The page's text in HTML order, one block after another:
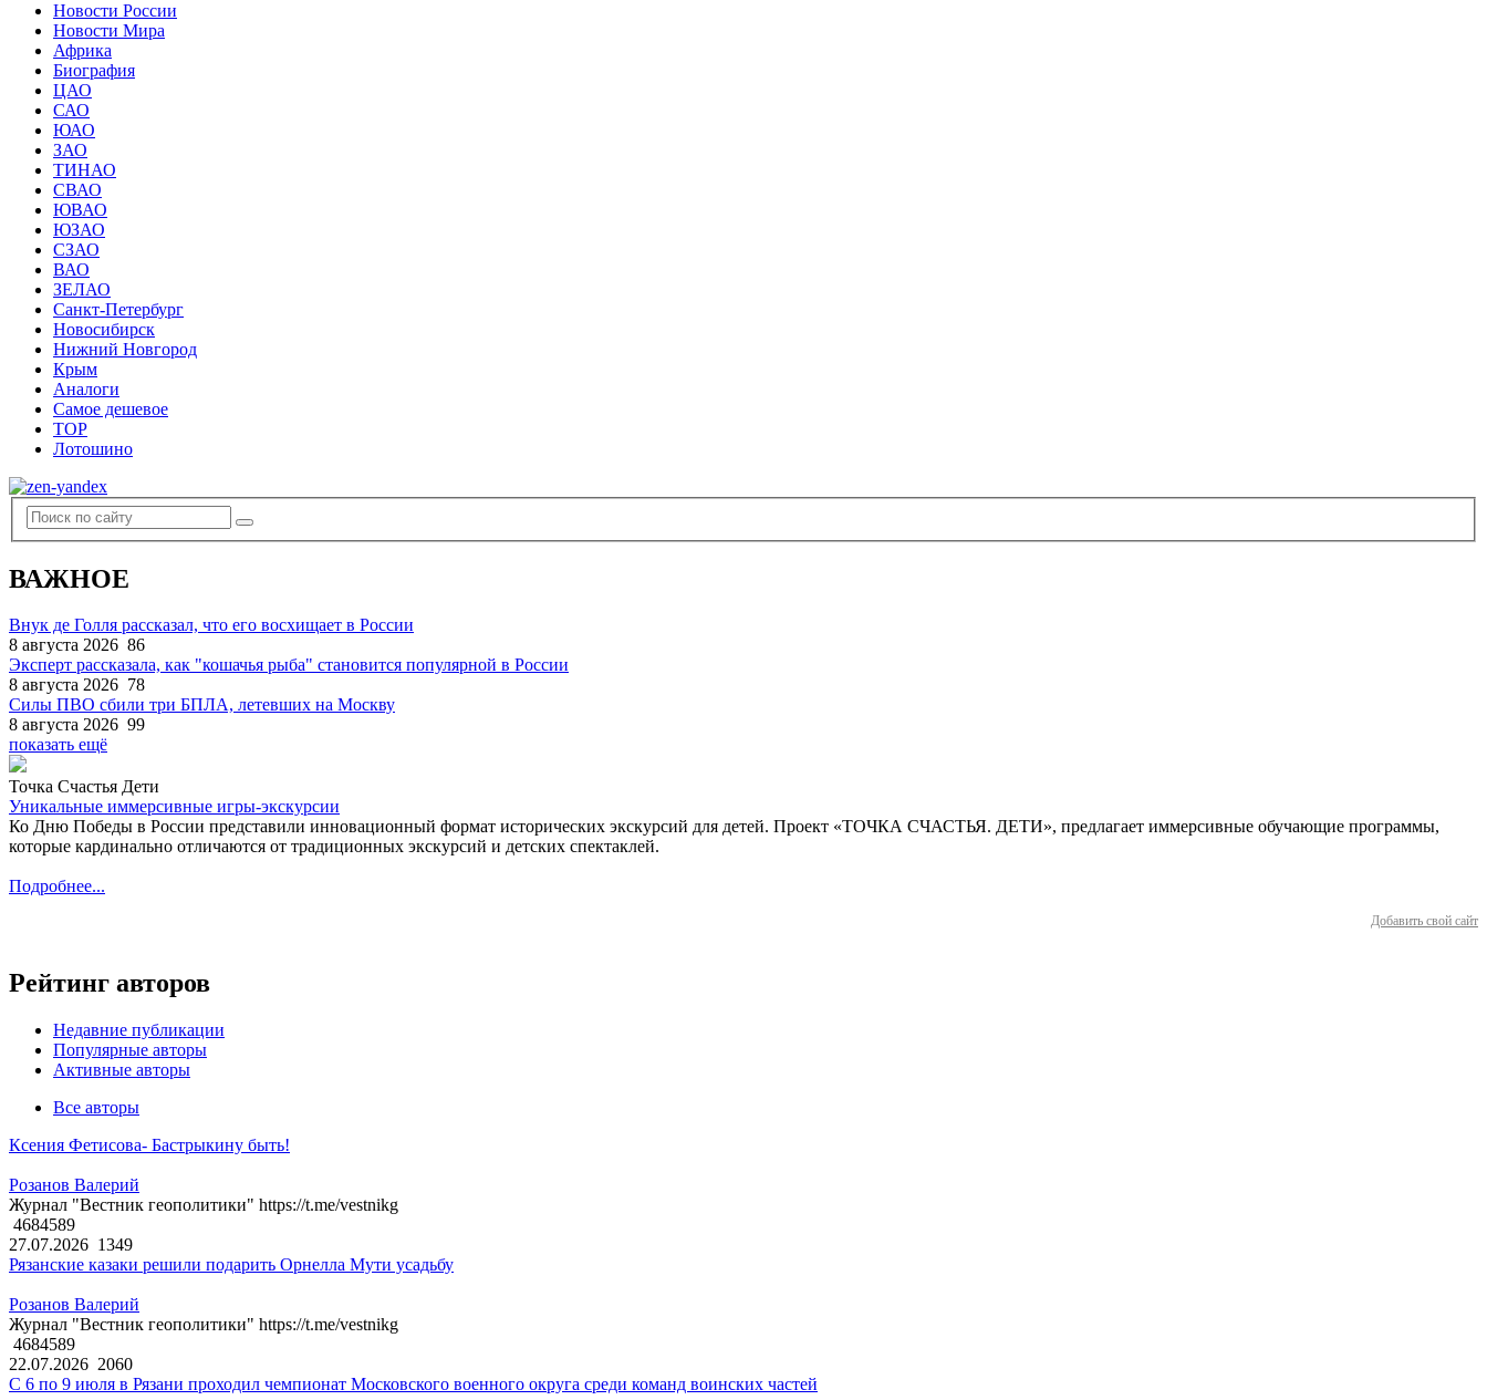
Новости России
Новости Мира
Африка
Биография
ЦАО
САО
ЮАО
ЗАО
ТИНАО
СВАО
ЮВАО
ЮЗАО
СЗАО
ВАО
ЗЕЛАО
Санкт-Петербург
Новосибирск
Нижний Новгород
Крым
Аналоги
Самое дешевое
TOP
Лотошино
ВАЖНОЕ
Внук де Голля рассказал, что его восхищает в России
8 августа 2026 86
Эксперт рассказала, как "кошачья рыба" становится популярной в России
8 августа 2026 78
Силы ПВО сбили три БПЛА, летевших на Москву
8 августа 2026 99
показать ещё
Точка Счастья Дети
Уникальные иммерсивные игры-экскурсии
Ко Дню Победы в России представили инновационный формат исторических экскурсий для детей. Проект «ТОЧКА СЧАСТЬЯ. ДЕТИ», предлагает иммерсивные обучающие программы,
которые кардинально отличаются от традиционных экскурсий и детских спектаклей.
Подробнее...
Добавить свой сайт
Рейтинг авторов
Недавние публикации
Популярные авторы
Активные авторы
Все авторы
Ксения Фетисова- Бастрыкину быть!
Розанов Валерий
Журнал "Вестник геополитики" https://t.me/vestnikg
4684589
27.07.2026 1349
Рязанские казаки решили подарить Орнелла Мути усадьбу
Розанов Валерий
Журнал "Вестник геополитики" https://t.me/vestnikg
4684589
22.07.2026 2060
С 6 по 9 июля в Рязани проходил чемпионат Московского военного округа среди команд воинских частей